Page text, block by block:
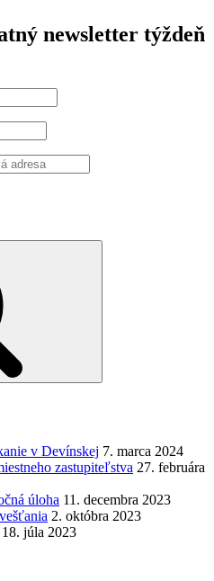
newsletter týždeň
v Devínskej 7. marca 2024
zastupiteľstva 27. februára
úloha 11. decembra 2023
2. októbra 2023
18. júla 2023